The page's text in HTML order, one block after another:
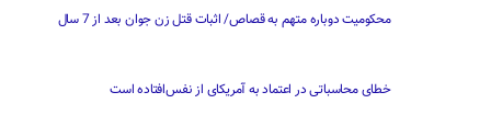
محکومیت دوباره متهم به قصاص/ اثبات قتل زن جوان بعد از 7 سال
خطای محاسباتی در اعتماد به آمریکای از نفس‌افتاده است